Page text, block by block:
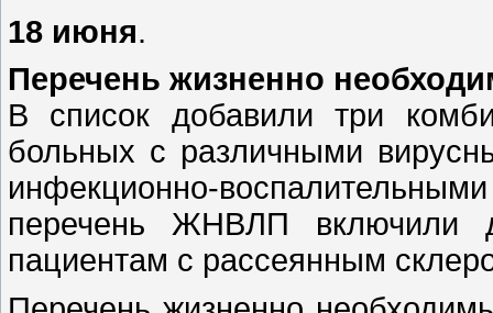
18 июня.
Перечень жизненно
В список добавили три
больных с различными
инфекционно-
перечень ЖНВЛП включили
пациентам с рассеянным